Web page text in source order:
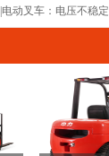
动叉车：电压不稳定